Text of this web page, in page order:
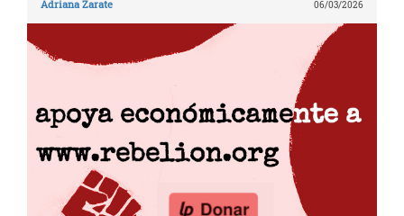
Adriana Zarate 06/03/2026